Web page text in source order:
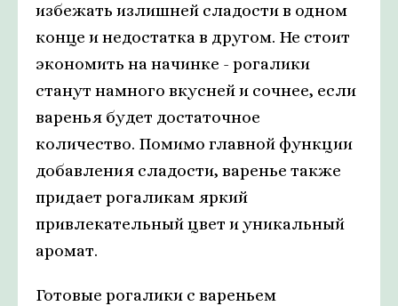
избежать излишней сладости в одном
конце и недостатка в другом. Не стоит
экономить на начинке - рогалики
станут намного вкусней и сочнее, если
варенья будет достаточное
количество. Помимо главной функции
добавления сладости, варенье также
придает рогаликам яркий
привлекательный цвет и уникальный
аромат.
Готовые рогалики с вареньем